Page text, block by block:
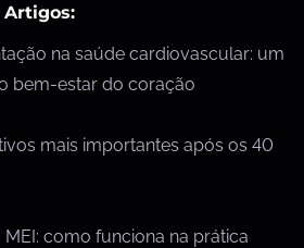
na saúde cardiovascular: um
bem-estar do coração
mais importantes após os 40
como funciona na prática